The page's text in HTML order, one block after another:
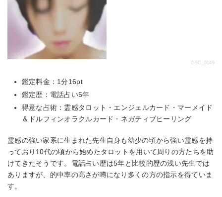
DSC_0149
鑑定料金：1分16pt
鑑定歴：電話占い5年
得意な占術：霊感タロット・エンジェルカード・マーメイド
＆ドルフィンオラクルカード・ネガティブヒーリング
霊感の強い家系に生まれた先生自身も幼少の頃から強い霊感を持
っており10代の頃から始めたタロットを用いて周りの方たちを助
けてきたそうです。電話占い歴は5年と比較的歴の浅い先生では
ありますが、的中率の高さが噂になり多くの方の指示を得ていま
す。